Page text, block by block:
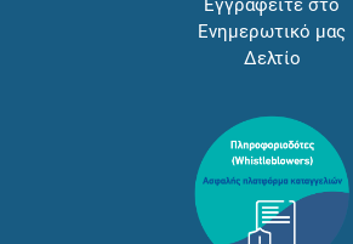
Εγγραφείτε στο
Ενημερωτικό μας
Δελτίο